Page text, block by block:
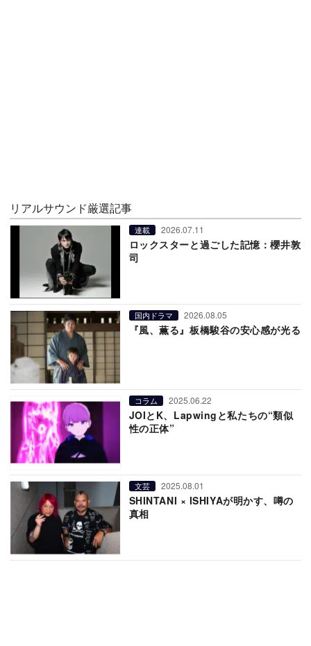
リアルサウンド厳選記事
連載 2026.07.11
ロックスターと過ごした記憶：櫻井敦
司
国内ドラマ 2026.08.05
『風、薫る』板橋駿谷の安心感が光る
コラム 2025.06.22
JOIとK、Lapwingと私たちの“類似
性の正体”
文芸 2025.08.01
SHINTANI × ISHIYAが明かす、噂の
真相